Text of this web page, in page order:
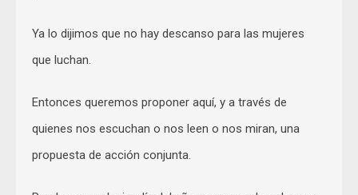
Ya lo dijimos que no hay descanso para las mujeres
que luchan.
Entonces queremos proponer aquí, y a través de
quienes nos escuchan o nos leen o nos miran, una
propuesta de acción conjunta.